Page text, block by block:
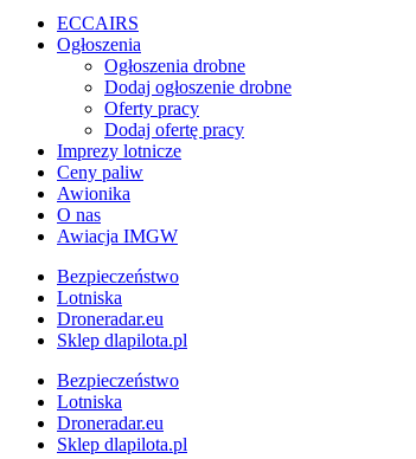
ECCAIRS
Ogłoszenia
Ogłoszenia drobne
Dodaj ogłoszenie drobne
Oferty pracy
Dodaj ofertę pracy
Imprezy lotnicze
Ceny paliw
Awionika
O nas
Awiacja IMGW
Bezpieczeństwo
Lotniska
Droneradar.eu
Sklep dlapilota.pl
Bezpieczeństwo
Lotniska
Droneradar.eu
Sklep dlapilota.pl